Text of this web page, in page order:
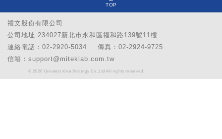
TOP
禮文股份有限公司
公司地址:234027新北市永和區福和路139號11樓
連絡電話：02-2920-5034
傳真：02-2924-9725
信箱：support@miteklab.com.tw
© 2026 Greatest Idea Strategy Co.,Ltd All rights reserved.